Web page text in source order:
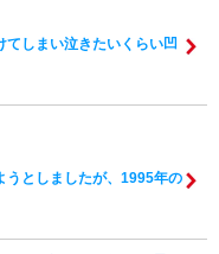
しまい泣きたいくらい凹
うとしましたが、1995年の